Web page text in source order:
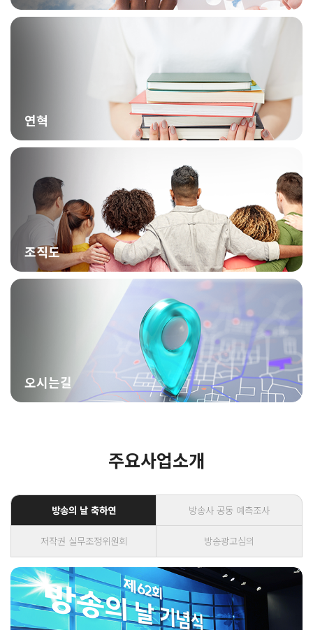
연혁
조직도
오시는길
주요사업소개
방송의 날 축하연 방송사 공동 예측조사
저작권 실무조정위원회 방송광고심의